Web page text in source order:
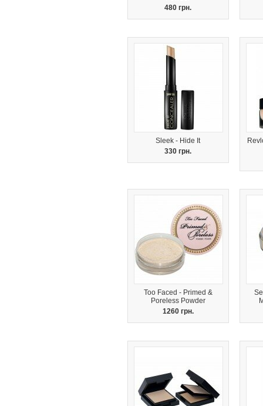
480 грн.
Sleek - Hide It
330 грн.
Too Faced - Primed &
Poreless Powder
1260 грн.